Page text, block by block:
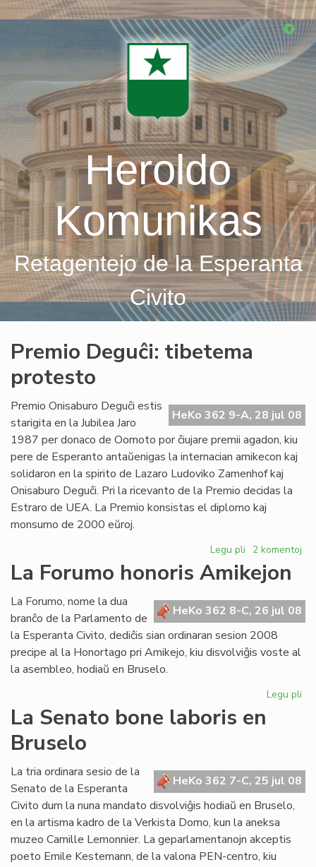
Skip
Heroldo
Komunikas
Retagentejo de la Esperanta
Civito
Premio Deguĉi: tibetema
protesto
HeKo 362 9-A, 28 jul 08
Premio Onisaburo Deguĉi estis
starigita en la Jubilea Jaro
1987 per donaco de Oomoto por ĉiujare premii agadon, kiu
pere de Esperanto antaŭenigas la internacian amikecon kaj
solidaron en la spirito de Lazaro Ludoviko Zamenhof kaj
Onisaburo Deguĉi. Pri la ricevanto de la Premio decidas la
Estraro de UEA. La Premio konsistas el diplomo kaj
monsumo de 2000 eŭroj.
Legu pli pri
Premio
Deguĉi:
protesto
2 komentoj
La Forumo honoris Amikejon
HeKo 362 8-C, 26 jul 08
La Forumo, nome la dua
branĉo de la Parlamento de
la Esperanta Civito, dediĉis sian ordinaran sesion 2008
precipe al la Honortago pri Amikejo, kiu disvolviĝis voste al
la asembleo, hodiaŭ en Bruselo.
Legu pli
La Senato bone laboris en
Bruselo
HeKo 362 7-C, 25 jul 08
La tria ordinara sesio de la
Senato de la Esperanta
Civito dum la nuna mandato disvolviĝis hodiaŭ en Bruselo,
en la artisma kadro de la Verkista Domo, kun la aneksa
muzeo Camille Lemonnier. La geparlamentanojn akceptis
poeto Emile Kestemann, de la valona PEN-centro, kiu